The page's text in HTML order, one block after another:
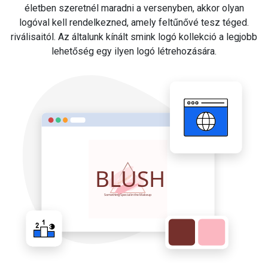
életben szeretnél maradni a versenyben, akkor olyan
logóval kell rendelkezned, amely feltűnővé tesz téged.
riválisaitól. Az általunk kínált smink logó kollekció a legjobb
lehetőség egy ilyen logó létrehozására.